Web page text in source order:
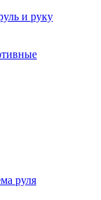
и руку
руля